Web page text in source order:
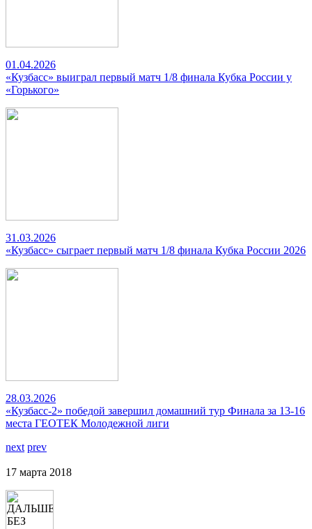
01.04.2026
«Кузбасс» выиграл первый матч 1/8 финала Кубка России у
«Горького»
31.03.2026
«Кузбасс» сыграет первый матч 1/8 финала Кубка России 2026
28.03.2026
«Кузбасс-2» победой завершил домашний тур Финала за 13-16
места ГЕОТЕК Молодежной лиги
next prev
17 марта 2018